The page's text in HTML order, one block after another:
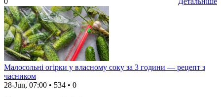
Малосольні огірки у власному соку за 3 години — рецепт з
часником
28-Jun, 07:00 • 534 • 0